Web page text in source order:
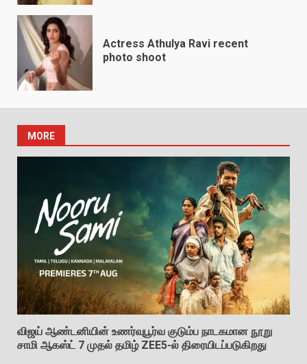
Actress Athulya Ravi recent
photo shoot
MORE
விஜய் ஆண்டனியின் உணர்வுபூர்வ குடும்ப நாடகமான நூறு
சாமி ஆகஸ்ட் 7 முதல் தமிழ் ZEE5-ல் திரையிடப்படுகிறது